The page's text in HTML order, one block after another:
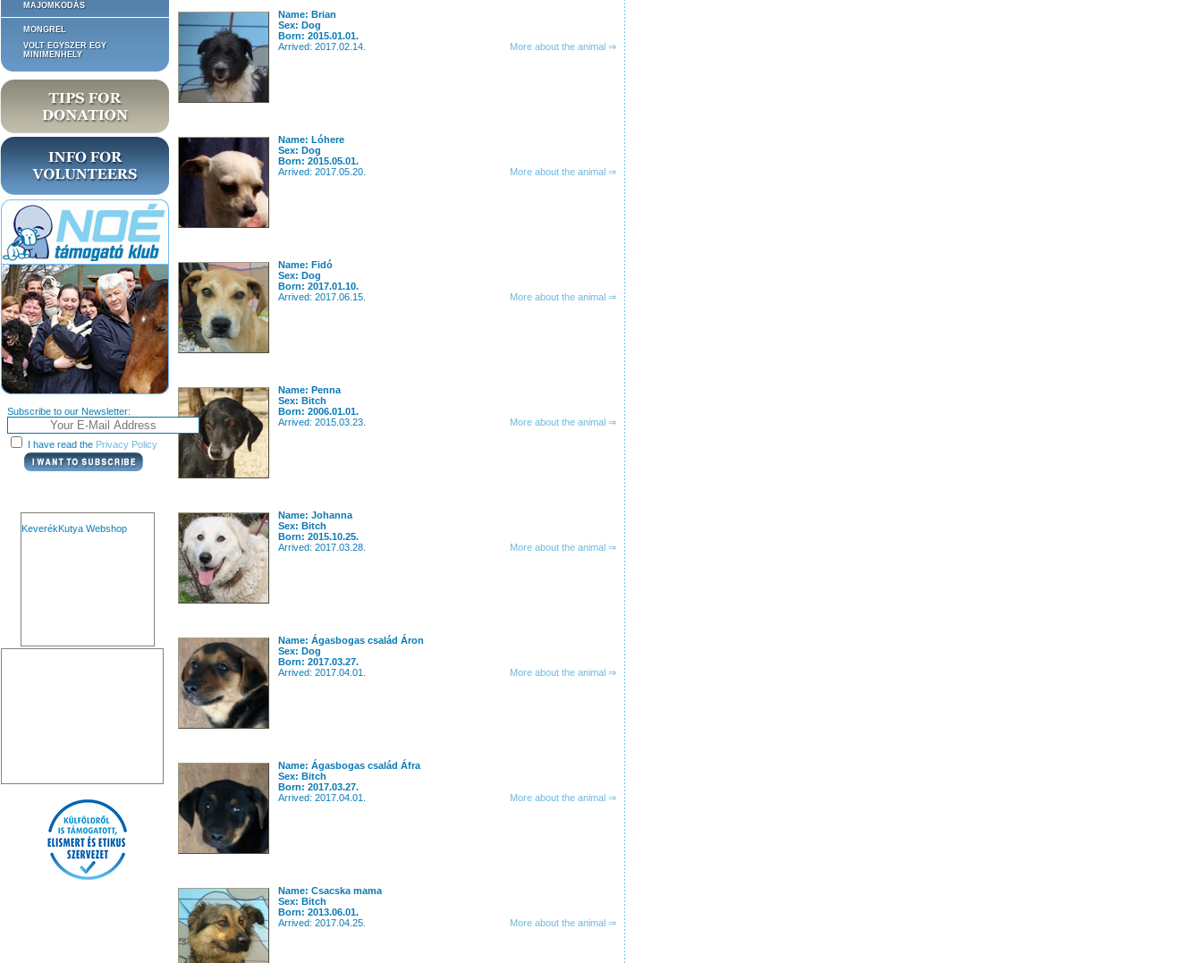
MAJOMKODÁS
MONGREL
VOLT EGYSZER EGY
MINIMENHELY
Subscribe to our Newsletter:
I have read the Privacy Policy
KeverékKutya Webshop
Name: Brian
Sex: Dog
Born: 2015.01.01.
Arrived: 2017.02.14.
More about the animal ⇒
Name: Lóhere
Sex: Dog
Born: 2015.05.01.
Arrived: 2017.05.20.
More about the animal ⇒
Name: Fidó
Sex: Dog
Born: 2017.01.10.
Arrived: 2017.06.15.
More about the animal ⇒
Name: Penna
Sex: Bitch
Born: 2006.01.01.
Arrived: 2015.03.23.
More about the animal ⇒
Name: Johanna
Sex: Bitch
Born: 2015.10.25.
Arrived: 2017.03.28.
More about the animal ⇒
Name: Ágasbogas család Áron
Sex: Dog
Born: 2017.03.27.
Arrived: 2017.04.01.
More about the animal ⇒
Name: Ágasbogas család Áfra
Sex: Bitch
Born: 2017.03.27.
Arrived: 2017.04.01.
More about the animal ⇒
Name: Csacska mama
Sex: Bitch
Born: 2013.06.01.
Arrived: 2017.04.25.
More about the animal ⇒